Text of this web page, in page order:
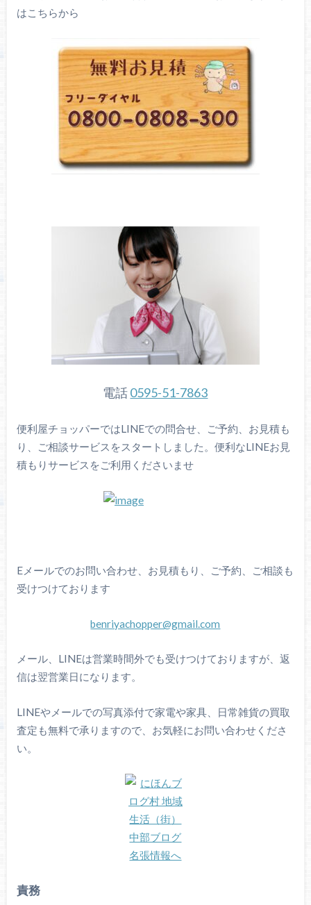
はこちらから
電話0595-51-7863
便利屋チョッパーではLINEでの問合せ、ご予約、お見積も
り、ご相談サービスをスタートしました。便利なLINEお見
積もりサービスをご利用くださいませ
Eメールでのお問い合わせ、お見積もり、ご予約、ご相談も
受けつけております
benriyachopper@gmail.com
メール、LINEは営業時間外でも受けつけておりますが、返
信は翌営業日になります。
LINEやメールでの写真添付で家電や家具、日常雑貨の買取
査定も無料で承りますので、お気軽にお問い合わせくださ
い。
責務